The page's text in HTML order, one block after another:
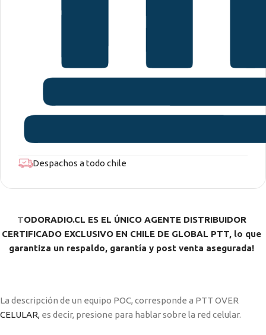
Despachos a todo chile
TODORADIO.CL ES EL ÚNICO AGENTE DISTRIBUIDOR
CERTIFICADO EXCLUSIVO EN CHILE DE GLOBAL PTT, lo que
garantiza un respaldo, garantía y post venta asegurada!
La descripción de un equipo POC, corresponde a PTT OVER
CELULAR, es decir, presione para hablar sobre la red celular.